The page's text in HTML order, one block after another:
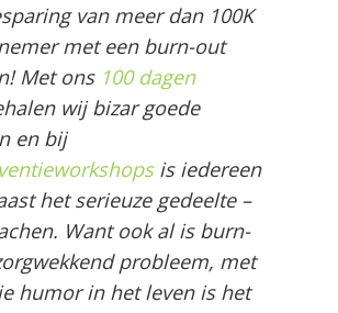
van meer dan 100K
met een burn-out
Met ons 100 dagen
wij bizar goede
en bij
is iedereen
het serieuze gedeelte –
Want ook al is burn-
probleem, met
humor in het leven is het